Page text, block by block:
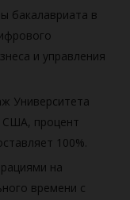
бакалавриата в
и управления
Университета
США, процент
100%.
на
времени с